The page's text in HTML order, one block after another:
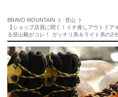
BRAVO MOUNTAIN
登山
【ショップ店員に聞く！イチ推しアウトド
る登山靴がコレ！ ガッチリ系＆ライト系の2